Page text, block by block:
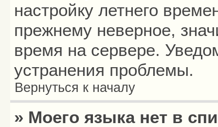
настройку летнего
прежнему неверное,
время на сервере.
устранения проблемы.
Вернуться к началу
» Моего языка нет в